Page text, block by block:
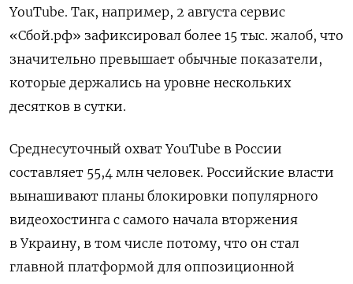
YouTube. Так, например, 2 августа сервис
«Сбой.рф» зафиксировал более 15 тыс. жалоб, что
значительно превышает обычные показатели,
которые держались на уровне нескольких
десятков в сутки.
Среднесуточный охват YouTube в России
составляет 55,4 млн человек. Российские власти
вынашивают планы блокировки популярного
видеохостинга с самого начала вторжения
в Украину, в том числе потому, что он стал
главной платформой для оппозиционной